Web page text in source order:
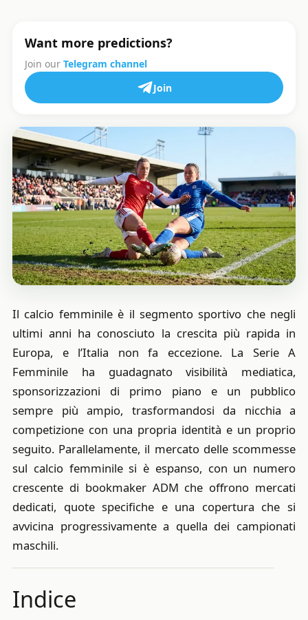
Want more predictions?
Join our Telegram channel
Join
Il calcio femminile è il segmento sportivo che negli
ultimi anni ha conosciuto la crescita più rapida in
Europa, e l’Italia non fa eccezione. La Serie A
Femminile ha guadagnato visibilità mediatica,
sponsorizzazioni di primo piano e un pubblico
sempre più ampio, trasformandosi da nicchia a
competizione con una propria identità e un proprio
seguito. Parallelamente, il mercato delle scommesse
sul calcio femminile si è espanso, con un numero
crescente di bookmaker ADM che offrono mercati
dedicati, quote specifiche e una copertura che si
avvicina progressivamente a quella dei campionati
maschili.
Indice